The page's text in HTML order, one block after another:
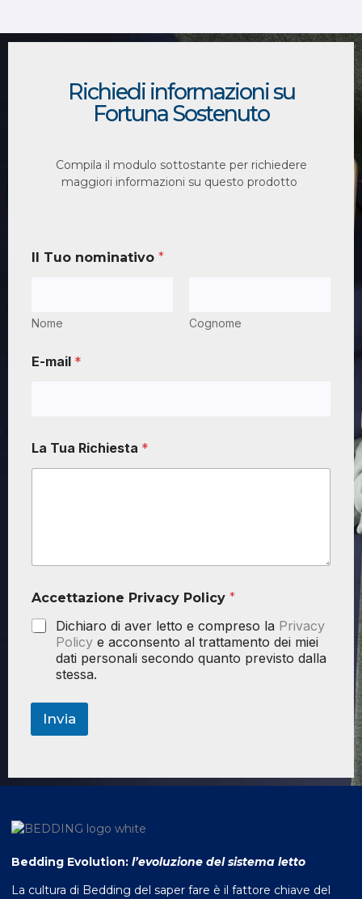
Richiedi informazioni su
Fortuna Sostenuto
Compila il modulo sottostante per richiedere
maggiori informazioni su questo prodotto
Il Tuo nominativo *
Nome Cognome
E-mail *
La Tua Richiesta *
Accettazione Privacy Policy *
Dichiaro di aver letto e compreso la Privacy
Policy e acconsento al trattamento dei miei
dati personali secondo quanto previsto dalla
stessa.
Invia
Bedding Evolution: l’evoluzione del sistema letto
La cultura di Bedding del saper fare è il fattore chiave del